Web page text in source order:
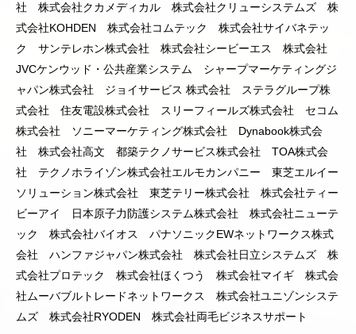
社 株式会社クカメディカル 株式会社クリューシステムズ 株
式会社KOHDEN 株式会社コムテック 株式会社サイバネテッ
ク サンテレホン株式会社 株式会社シービーエス 株式会社
JVCケンウッド・公共産業システム シャープマーケティングジ
ャパン株式会社 ジョイサービス 株式会社 ステラグループ株
式会社 住友電設株式会社 スリーフィールズ株式会社 セコム
株式会社 ソニーマーケティング株式会社 Dynabook株式会
社 株式会社高文 都築テクノサービス株式会社 TOA株式会
社 テクノホライゾン株式会社エルモカンパニー 東芝エルイー
ソリューション株式会社 東芝テリー株式会社 株式会社ティー
ビーアイ 日本原子力防護システム株式会社 株式会社ニューテ
ック 株式会社バイオス パナソニックEWネットワークス株式
会社 ハンファジャパン株式会社 株式会社日立システムズ 株
式会社プロテック 株式会社ほくつう 株式会社マイギ 株式会
社ムーバブルトレードネットワークス 株式会社ユニゾンシステ
ムズ 株式会社RYODEN 株式会社両毛ビジネスサポート